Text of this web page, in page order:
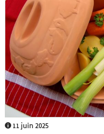
11 juin 2025